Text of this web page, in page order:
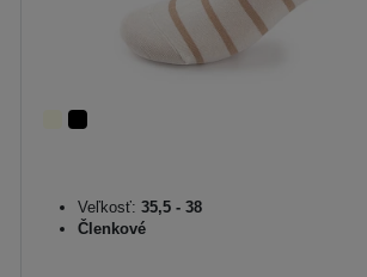
Veľkosť: 35,5 - 38
Členkové